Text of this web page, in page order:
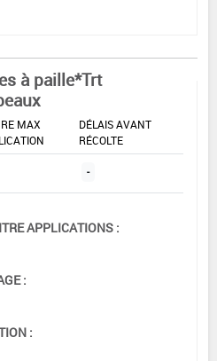
à paille*Trt
MAX
DÉLAIS AVANT
RÉCOLTE
-
APPLICATIONS :
:
: